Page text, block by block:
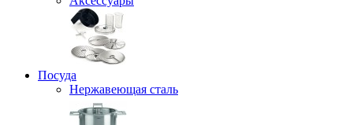
Посуда
Нержавеющая сталь